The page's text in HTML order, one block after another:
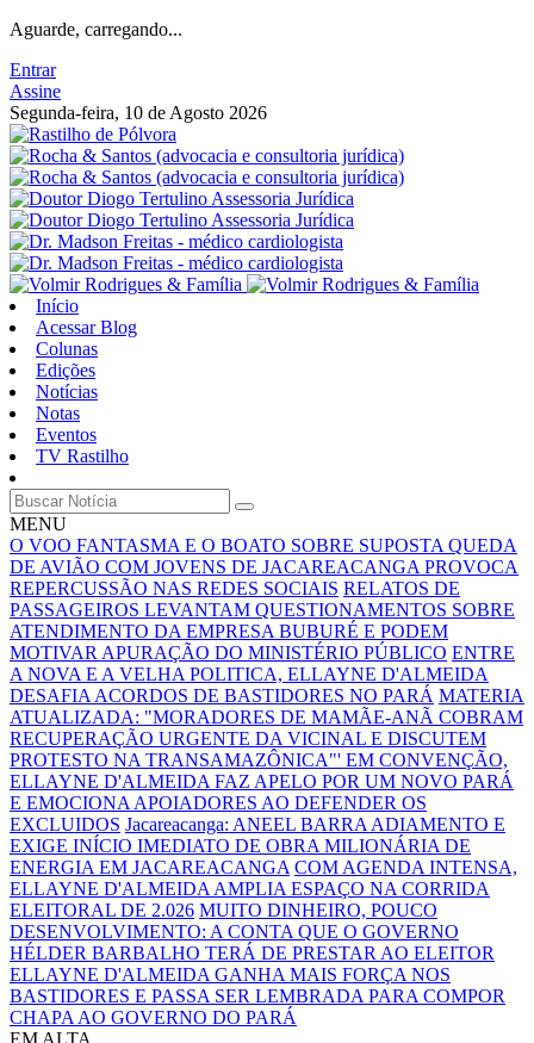
Aguarde, carregando...
Entrar
Assine
Segunda-feira, 10 de Agosto 2026
Início
Acessar Blog
Colunas
Edições
Notícias
Notas
Eventos
TV Rastilho
MENU
O VOO FANTASMA E O BOATO SOBRE SUPOSTA QUEDA
DE AVIÃO COM JOVENS DE JACAREACANGA PROVOCA
REPERCUSSÃO NAS REDES SOCIAIS RELATOS DE
PASSAGEIROS LEVANTAM QUESTIONAMENTOS SOBRE
ATENDIMENTO DA EMPRESA BUBURÉ E PODEM
MOTIVAR APURAÇÃO DO MINISTÉRIO PÚBLICO ENTRE
A NOVA E A VELHA POLITICA, ELLAYNE D'ALMEIDA
DESAFIA ACORDOS DE BASTIDORES NO PARÁ MATERIA
ATUALIZADA: "MORADORES DE MAMÃE-ANÃ COBRAM
RECUPERAÇÃO URGENTE DA VICINAL E DISCUTEM
PROTESTO NA TRANSAMAZÔNICA"' EM CONVENÇÃO,
ELLAYNE D'ALMEIDA FAZ APELO POR UM NOVO PARÁ
E EMOCIONA APOIADORES AO DEFENDER OS
EXCLUIDOS Jacareacanga: ANEEL BARRA ADIAMENTO E
EXIGE INÍCIO IMEDIATO DE OBRA MILIONÁRIA DE
ENERGIA EM JACAREACANGA COM AGENDA INTENSA,
ELLAYNE D'ALMEIDA AMPLIA ESPAÇO NA CORRIDA
ELEITORAL DE 2.026 MUITO DINHEIRO, POUCO
DESENVOLVIMENTO: A CONTA QUE O GOVERNO
HÉLDER BARBALHO TERÁ DE PRESTAR AO ELEITOR
ELLAYNE D'ALMEIDA GANHA MAIS FORÇA NOS
BASTIDORES E PASSA SER LEMBRADA PARA COMPOR
CHAPA AO GOVERNO DO PARÁ
EM ALTA